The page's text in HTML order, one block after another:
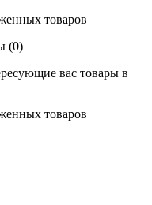
товаров
(0)
вас товары в
товаров